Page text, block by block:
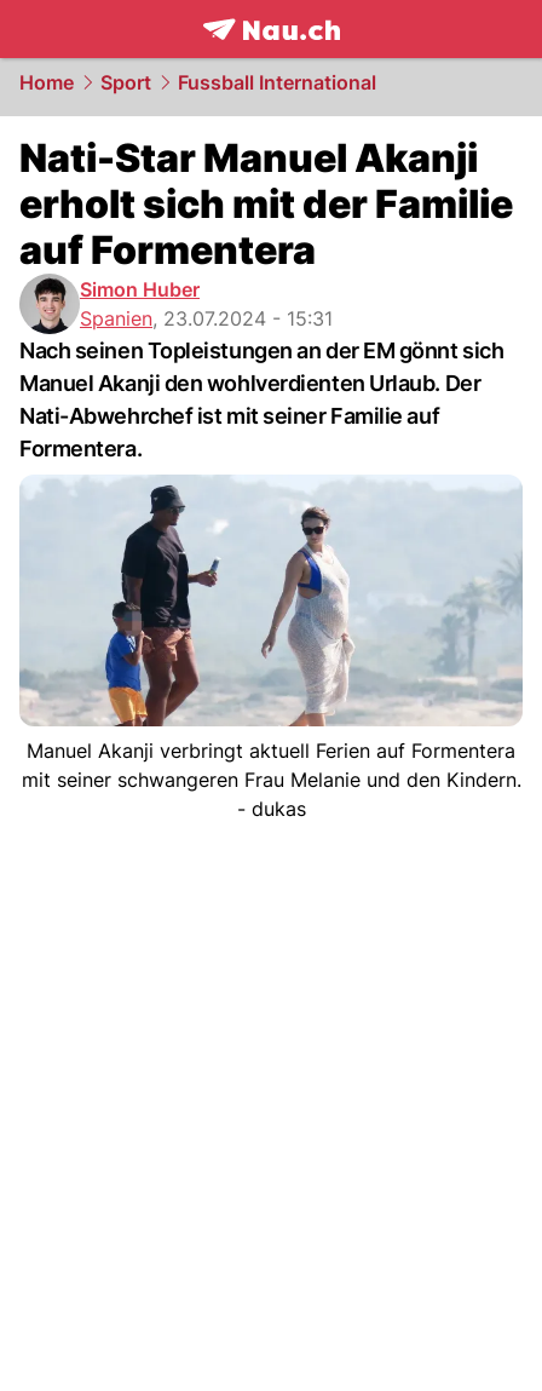
frontpage.NAU.ch
Home Sport Fussball International
Nati-Star Manuel Akanji
erholt sich mit der Familie
auf Formentera
Simon Huber
Spanien, 23.07.2024 - 15:31
Nach seinen Topleistungen an der EM gönnt sich
Manuel Akanji den wohlverdienten Urlaub. Der
Nati-Abwehrchef ist mit seiner Familie auf
Formentera.
Manuel Akanji verbringt aktuell Ferien auf Formentera
mit seiner schwangeren Frau Melanie und den Kindern.
- dukas